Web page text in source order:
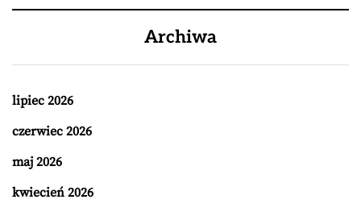
Archiwa
lipiec 2026
czerwiec 2026
maj 2026
kwiecień 2026